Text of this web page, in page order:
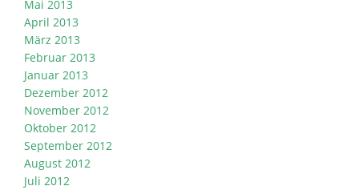
Mai 2013
April 2013
März 2013
Februar 2013
Januar 2013
Dezember 2012
November 2012
Oktober 2012
September 2012
August 2012
Juli 2012